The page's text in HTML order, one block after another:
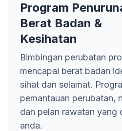
Program
Berat Badan &
Kesihatan
Bimbingan perubatan
mencapai berat badan
sihat dan selamat.
pemantauan perubatan,
dan pelan rawatan yang
anda.